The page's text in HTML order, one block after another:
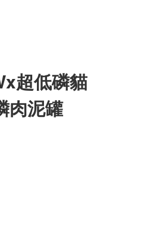
超低磷貓
肉泥罐